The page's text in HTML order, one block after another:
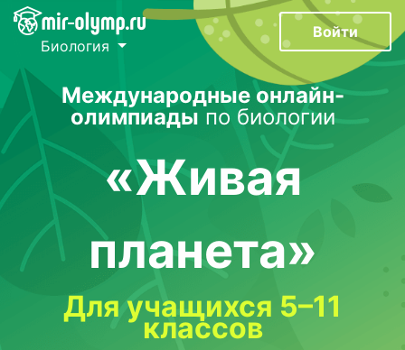
Биология
Войти
Международные онлайн-
олимпиады по биологии
«Живая
планета»
Для учащихся 5–11
классов